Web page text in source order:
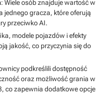
: Wiele osób znajduje wartość w
jednego gracza, które oferują
przeciwko AI.
modele pojazdów i efekty
jakość, co przyczynia się do
podkreślili dostępność
oraz możliwość grania w
co zapewnia dodatkowe opcje